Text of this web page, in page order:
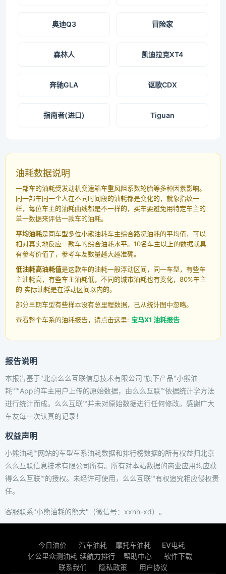
奥迪Q3 冒险家
森林人 凯迪拉克XT4
奔驰GLA 讴歌CDX
指南者(进口) Tiguan
油耗数据说明
一部车的油耗受发动机变速箱车重风阻系数轮胎等多种因素影响。
同一部车同一个人在不同时间段的油耗都是变化的，就象指纹一
样，每位车主的油耗曲线都是不一样的，买车要避免用特定车主的
单一数据来评估一款车的油耗。
平均油耗是同车型多位小熊油耗车主综合路况油耗的平均值，可以
相对真实地反应一款车的综合油耗水平。10名车主以上的数据就具
有参考价值了，参考车友数量越大越准确。
低油耗高油耗值是这款车的油耗一般浮动区间，同一车型，有些车
主油耗高，有些车主油耗低，不同的城市油耗也有变化，80%车主
的 实际油耗是在浮动区间以内的。
部分早期车型有些样本没有总里程数据，已从统计图中忽略。
查看整个车系的油耗报告，请点击这里: 宝马X1 油耗报告
报告说明
本报告基于"北京么么互联信息技术有限公司"旗下产品"小熊油
耗"™App的车主用户上传的原始数据，由么么互联™依据统计学方法
进行统计而成。么么互联™并未对原始数据进行任何修改。感谢广大
车友每一次认真的记录！
权益声明
小熊油耗™网站的车型车系油耗数据和排行榜数据的所有权益归北京
么么互联信息技术有限公司所有。所有对本站数据的商业应用均应获
得么么互联™的授权。未经许可使用，么么互联™有权追究相应侵权责
任。
客服联系"小熊油耗的熊大"（微信号：xxnh-xd）。
今日油价 汽车油耗 摩托车油耗
EV电耗
亿公里众测油耗 续航力排行 帮助中心
软件下载
联系我们
隐私政策 用户协议